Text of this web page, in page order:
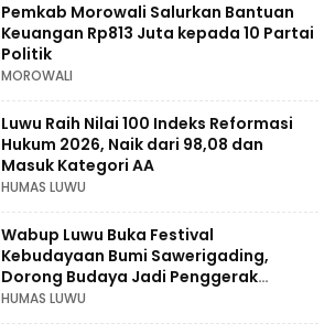
Pemkab Morowali Salurkan Bantuan
Keuangan Rp813 Juta kepada 10 Partai
Politik
MOROWALI
Luwu Raih Nilai 100 Indeks Reformasi
Hukum 2026, Naik dari 98,08 dan
Masuk Kategori AA
HUMAS LUWU
Wabup Luwu Buka Festival
Kebudayaan Bumi Sawerigading,
Dorong Budaya Jadi Penggerak
Ekonomi Kreatif
HUMAS LUWU